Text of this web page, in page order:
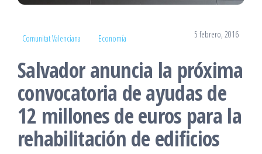
Comunitat Valenciana Economía 5 febrero, 2016
Salvador anuncia la próxima
convocatoria de ayudas de
12 millones de euros para la
rehabilitación de edificios